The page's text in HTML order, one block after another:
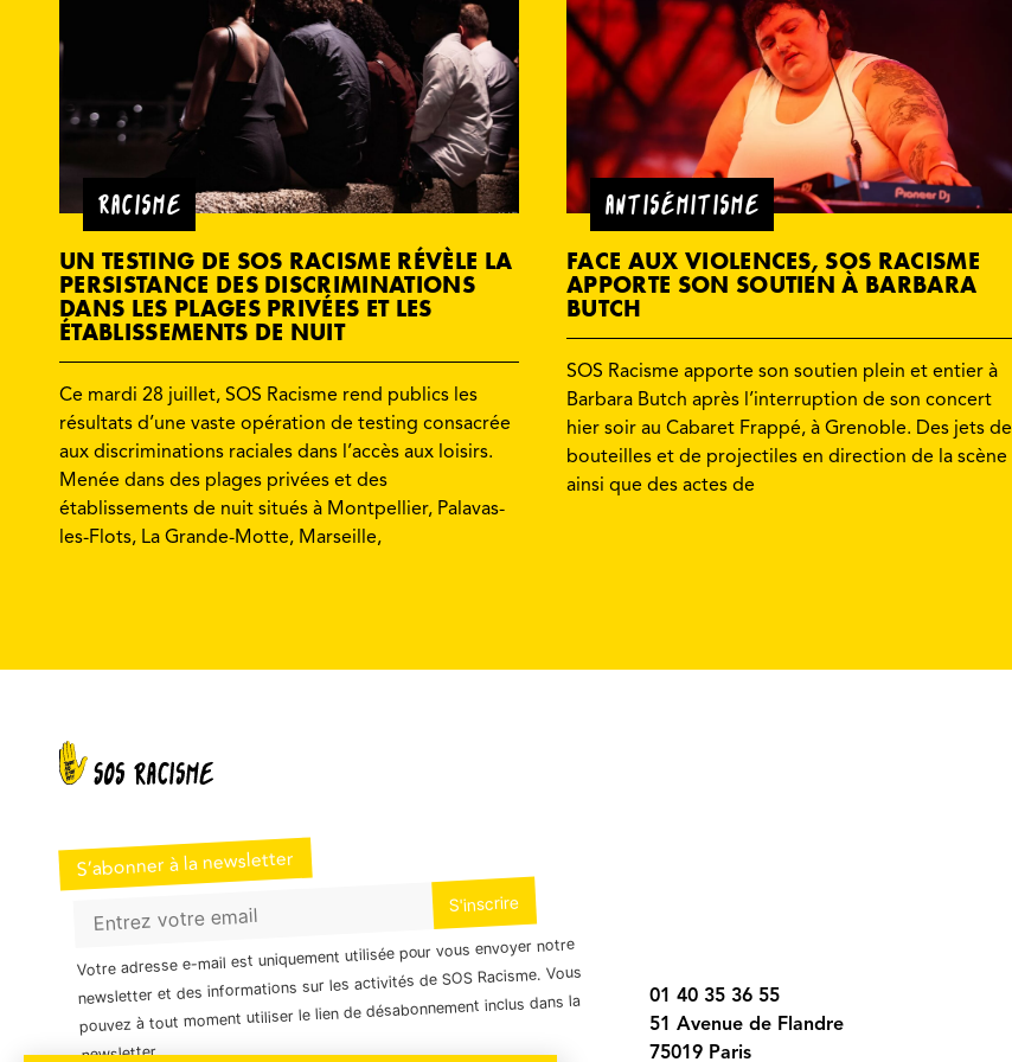
RACISME
UN TESTING DE SOS RACISME RÉVÈLE LA
PERSISTANCE DES DISCRIMINATIONS
DANS LES PLAGES PRIVÉES ET LES
ÉTABLISSEMENTS DE NUIT
Ce mardi 28 juillet, SOS Racisme rend publics les
résultats d’une vaste opération de testing consacrée
aux discriminations raciales dans l’accès aux loisirs.
Menée dans des plages privées et des
établissements de nuit situés à Montpellier, Palavas-
les-Flots, La Grande-Motte, Marseille,
ANTISÉMITISME
FACE AUX VIOLENCES, SOS RACISME
APPORTE SON SOUTIEN À BARBARA
BUTCH
SOS Racisme apporte son soutien plein et entier à
Barbara Butch après l’interruption de son concert
hier soir au Cabaret Frappé, à Grenoble. Des jets de
bouteilles et de projectiles en direction de la scène
ainsi que des actes de
S’abonner à la newsletter
Votre adresse e-mail est uniquement utilisée pour vous envoyer notre
newsletter et des informations sur les activités de SOS Racisme. Vous
pouvez à tout moment utiliser le lien de désabonnement inclus dans la
newsletter.
01 40 35 36 55
51 Avenue de Flandre
75019 Paris